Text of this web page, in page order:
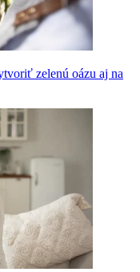
zelenú oázu aj na